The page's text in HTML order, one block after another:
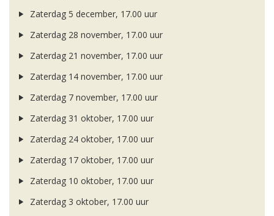
Zaterdag 5 december, 17.00 uur
Zaterdag 28 november, 17.00 uur
Zaterdag 21 november, 17.00 uur
Zaterdag 14 november, 17.00 uur
Zaterdag 7 november, 17.00 uur
Zaterdag 31 oktober, 17.00 uur
Zaterdag 24 oktober, 17.00 uur
Zaterdag 17 oktober, 17.00 uur
Zaterdag 10 oktober, 17.00 uur
Zaterdag 3 oktober, 17.00 uur